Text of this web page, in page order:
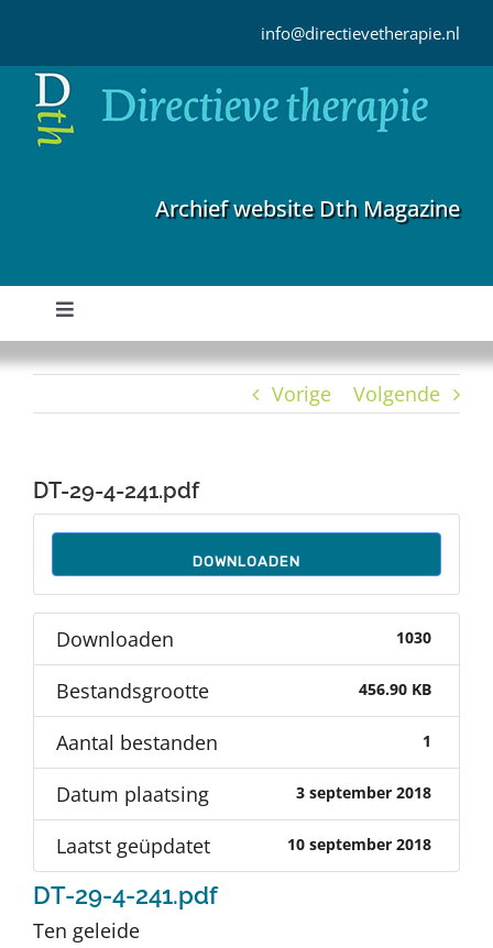
inhoud
info@directievetherapie.nl
Archief website Dth Magazine
Toggle
Navigation
Home
Auteurs
Over Dth
Contact
Vorige Volgende
DT-29-4-241.pdf
DOWNLOADEN
Downloaden 1030
Bestandsgrootte 456.90 KB
Aantal bestanden 1
Datum plaatsing 3 september 2018
Laatst geüpdatet 10 september 2018
DT-29-4-241.pdf
Ten geleide